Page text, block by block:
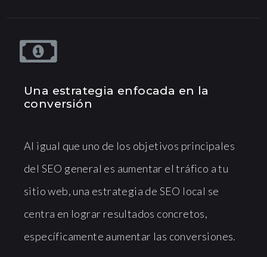
Una estrategia enfocada en la
conversión
Al igual que uno de los objetivos principales
del SEO general es aumentar el tráfico a tu
sitio web, una estrategia de SEO local se
centra en lograr resultados concretos,
específicamente aumentar las conversiones.